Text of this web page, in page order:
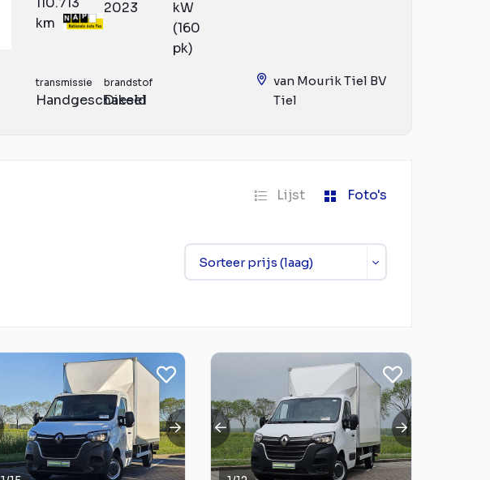
km
2023
kW
(160
pk)
transmissie
Handgeschakeld
brandstof
Diesel
van Mourik Tiel BV
Tiel
Lijst Foto's